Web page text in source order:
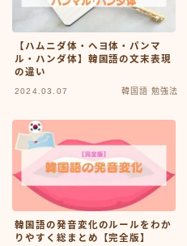
【ハムニダ体・ヘヨ体・パンマ
ル・ハンダ体】韓国語の文末表現
の違い
2024.03.07 韓国語 勉強法
韓国語の発音変化のルールをわか
りやすく総まとめ【完全版】